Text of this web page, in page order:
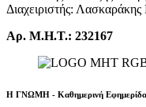
Διαχειριστής:
Αρ. Μ.Η.Τ.: 232167
Η ΓΝΩΜΗ - Καθημερινή